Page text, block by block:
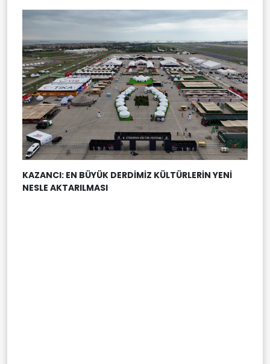
KAZANCI: EN BÜYÜK DERDİMİZ KÜLTÜRLERİN YENİ
NESLE AKTARILMASI